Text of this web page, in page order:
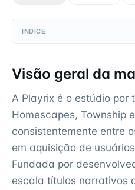
INDICE
Visão geral da
A Playrix é o estúdio por
Homescapes, Township
consistentemente entre
em aquisição de
Fundada por
escala títulos narrativos